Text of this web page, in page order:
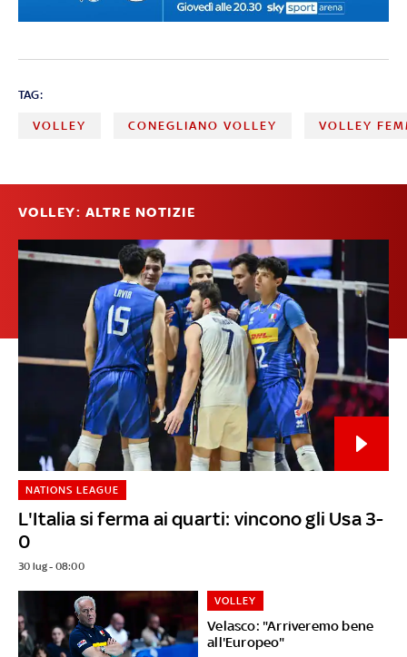
TAG:
VOLLEY CONEGLIANO VOLLEY VOLLEY
VOLLEY: ALTRE NOTIZIE
L'Italia si ferma ai quarti: vincono gli Usa 3-
0
NATIONS LEAGUE
30 lug - 08:00
Velasco: "Arriveremo bene
all'Europeo"
VOLLEY